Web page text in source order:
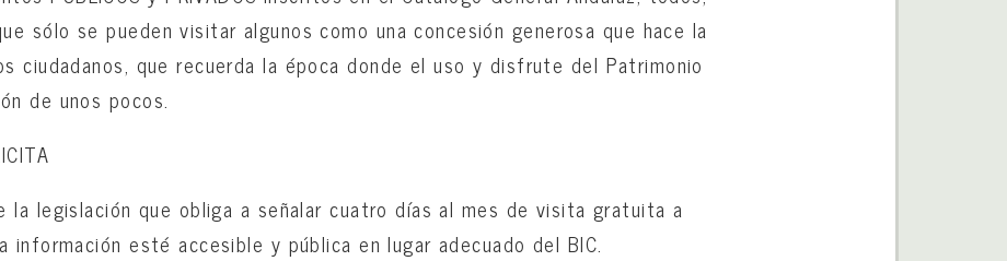
sólo se pueden visitar algunos como una concesión generosa que hace la
ciudadanos, que recuerda la época donde el uso y disfrute del Patrimonio
de unos pocos.
la legislación que obliga a señalar cuatro días al mes de visita gratuita a
información esté accesible y pública en lugar adecuado del BIC.